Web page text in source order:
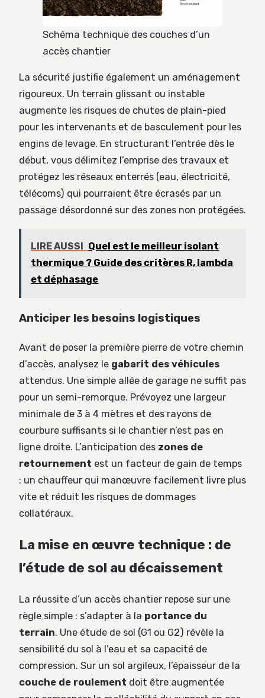
Schéma technique des couches d’un
accès chantier
La sécurité justifie également un aménagement
rigoureux. Un terrain glissant ou instable
augmente les risques de chutes de plain-pied
pour les intervenants et de basculement pour les
engins de levage. En structurant l’entrée dès le
début, vous délimitez l’emprise des travaux et
protégez les réseaux enterrés (eau, électricité,
télécoms) qui pourraient être écrasés par un
passage désordonné sur des zones non protégées.
LIRE AUSSI Quel est le meilleur isolant
thermique ? Guide des critères R, lambda
et déphasage
Anticiper les besoins logistiques
Avant de poser la première pierre de votre chemin
d’accès, analysez le gabarit des véhicules
attendus. Une simple allée de garage ne suffit pas
pour un semi-remorque. Prévoyez une largeur
minimale de 3 à 4 mètres et des rayons de
courbure suffisants si le chantier n’est pas en
ligne droite. L’anticipation des zones de
retournement est un facteur de gain de temps
: un chauffeur qui manœuvre facilement livre plus
vite et réduit les risques de dommages
collatéraux.
La mise en œuvre technique : de
l’étude de sol au décaissement
La réussite d’un accès chantier repose sur une
règle simple : s’adapter à la portance du
terrain. Une étude de sol (G1 ou G2) révèle la
sensibilité du sol à l’eau et sa capacité de
compression. Sur un sol argileux, l’épaisseur de la
couche de roulement doit être augmentée